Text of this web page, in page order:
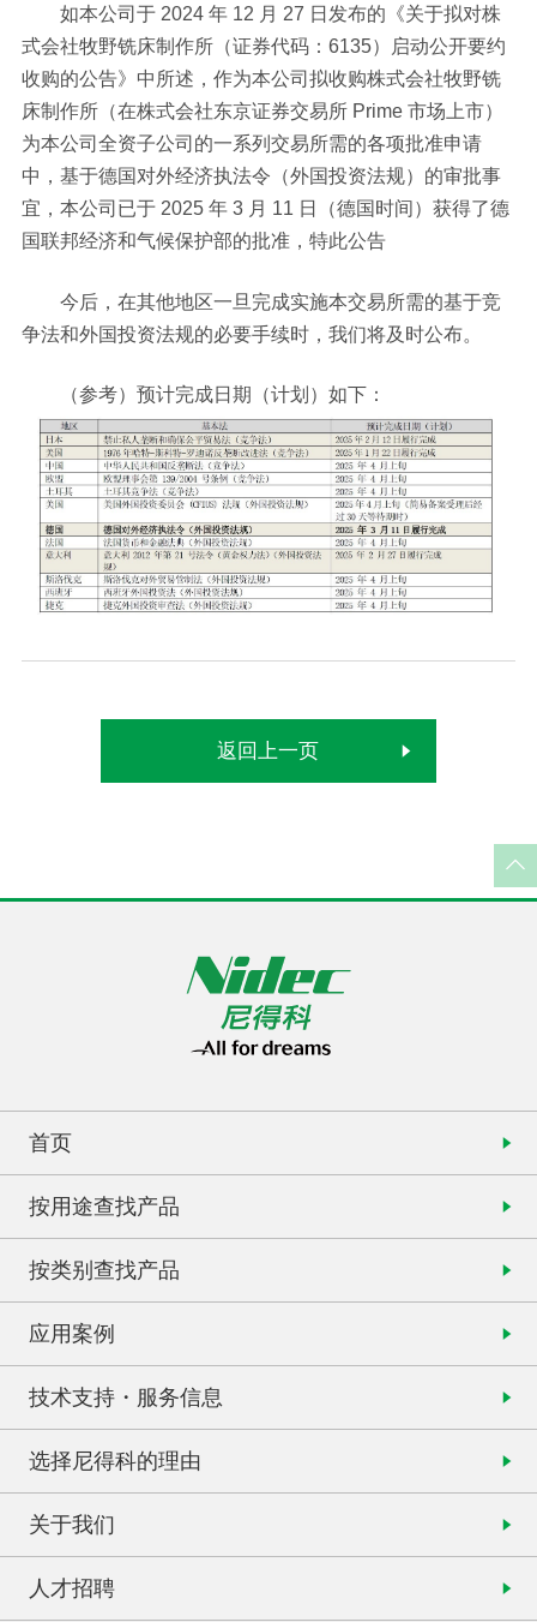
如本公司于 2024 年 12 月 27 日发布的《关于拟对株
式会社牧野铣床制作所（证券代码：6135）启动公开要约
收购的公告》中所述，作为本公司拟收购株式会社牧野铣
床制作所（在株式会社东京证券交易所 Prime 市场上市）
为本公司全资子公司的一系列交易所需的各项批准申请
中，基于德国对外经济执法令（外国投资法规）的审批事
宜，本公司已于 2025 年 3 月 11 日（德国时间）获得了德
国联邦经济和气候保护部的批准，特此公告
今后，在其他地区一旦完成实施本交易所需的基于竞
争法和外国投资法规的必要手续时，我们将及时公布。
（参考）预计完成日期（计划）如下：
返回上一页
首页
按用途查找产品
按类别查找产品
应用案例
技术支持・服务信息
选择尼得科的理由
关于我们
人才招聘